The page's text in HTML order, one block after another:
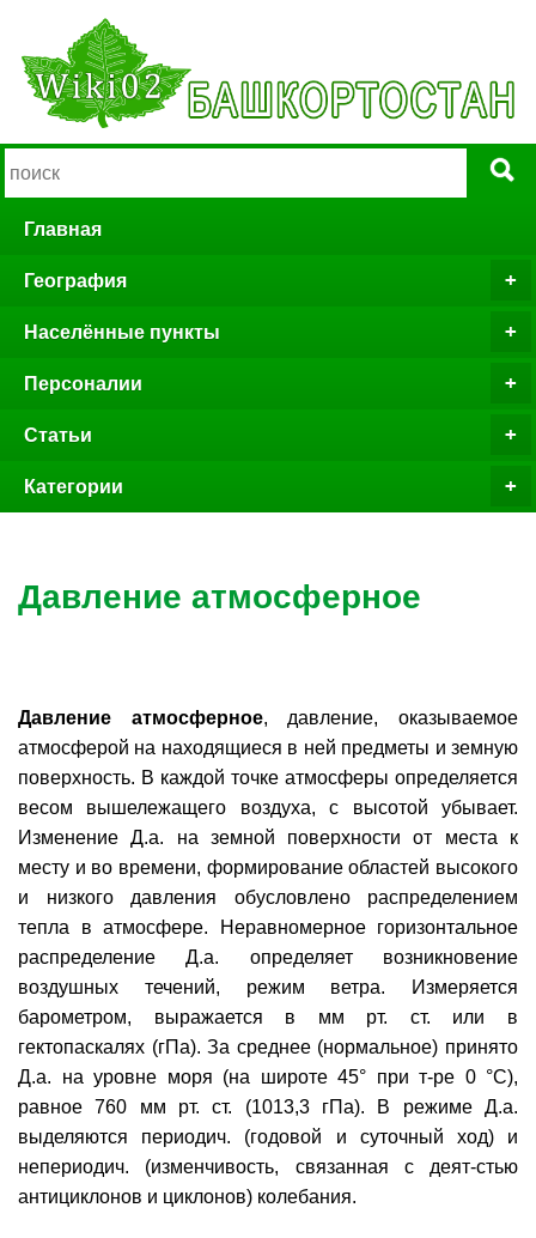
Главная
География
Населённые пункты
Персоналии
Статьи
Категории
Давление атмосферное
Давление атмосферное, давление, оказываемое
атмосферой на находящиеся в ней предметы и земную
поверхность. В каждой точке атмосферы определяется
весом вышележащего воздуха, с высотой убывает.
Изменение Д.а. на земной поверхности от места к
месту и во времени, формирование областей высокого
и низкого давления обусловлено распределением
тепла в атмосфере. Неравномерное горизонтальное
распределение Д.а. определяет возникновение
воздушных течений, режим ветра. Измеряется
барометром, выражается в мм рт. ст. или в
гектопаскалях (гПа). За среднее (нормальное) принято
Д.а. на уровне моря (на широте 45° при т-ре 0 °C),
равное 760 мм рт. ст. (1013,3 гПа). В режиме Д.а.
выделяются периодич. (годовой и суточный ход) и
непериодич. (изменчивость, связанная с деят-стью
антициклонов и циклонов) колебания.